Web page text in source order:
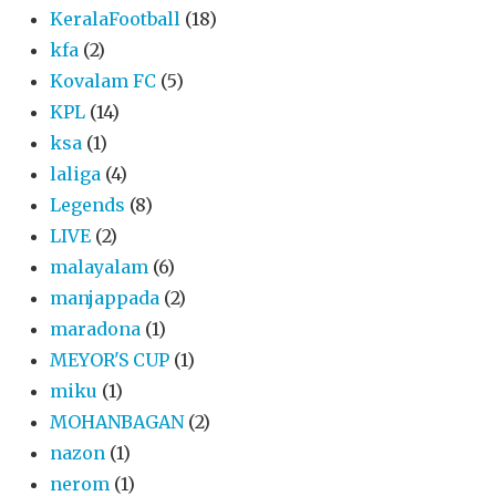
KeralaFootball (18)
kfa (2)
Kovalam FC (5)
KPL (14)
ksa (1)
laliga (4)
Legends (8)
LIVE (2)
malayalam (6)
manjappada (2)
maradona (1)
MEYOR'S CUP (1)
miku (1)
MOHANBAGAN (2)
nazon (1)
nerom (1)